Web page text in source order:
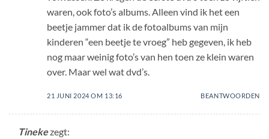
waren, ook foto’s albums. Alleen vind ik het een
beetje jammer dat ik de fotoalbums van mijn
kinderen “een beetje te vroeg” heb gegeven, ik heb
nog maar weinig foto’s van hen toen ze klein waren
over. Maar wel wat dvd’s.
21 JUNI 2024 OM 13:16 BEANTWOORDEN
Tinekezegt: